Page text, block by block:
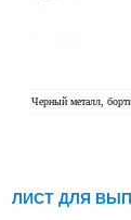
Черный металл,
ЛИСТ ДЛЯ